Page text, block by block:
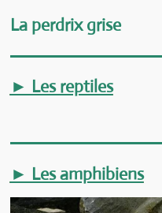
La perdrix grise
► Les reptiles
► Les amphibiens